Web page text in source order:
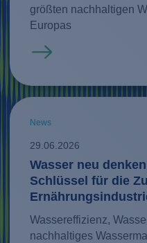
größten nachhaltigen
Europas
Mehr erfahren
News
29.06.2026
Wasser neu
Schlüssel für die
Wassereffizienz,
nachhaltiges